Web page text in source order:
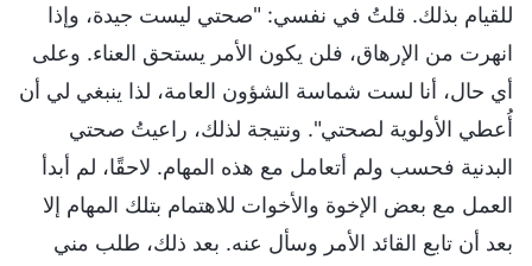
للقيام بذلك. قلتُ في نفسي: "صحتي ليست جيدة، وإذا
انهرت من الإرهاق، فلن يكون الأمر يستحق العناء. وعلى
أي حال، أنا لست شماسة الشؤون العامة، لذا ينبغي لي أن
أُعطي الأولوية لصحتي". ونتيجة لذلك، راعيتُ صحتي
البدنية فحسب ولم أتعامل مع هذه المهام. لاحقًا، لم أبدأ
العمل مع بعض الإخوة والأخوات للاهتمام بتلك المهام إلا
بعد أن تابع القائد الأمر وسأل عنه. بعد ذلك، طلب مني